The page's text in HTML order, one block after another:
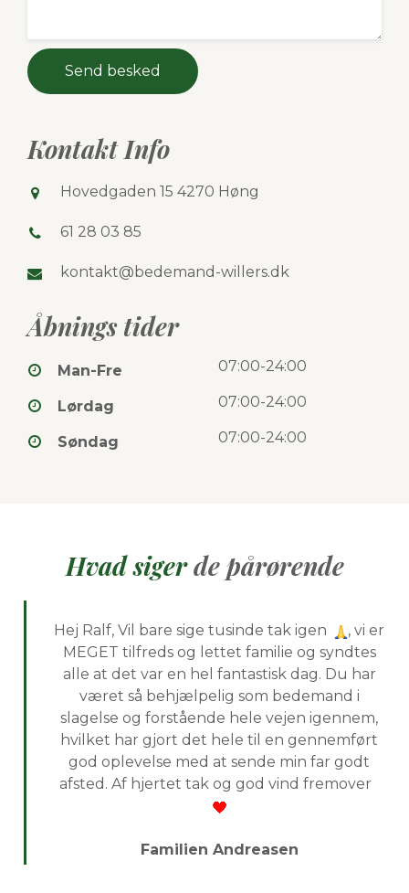
Send besked
Kontakt Info
Hovedgaden 15 4270 Høng
61 28 03 85
kontakt@bedemand-willers.dk
Åbnings tider
Man-Fre 07:00-24:00
Lørdag 07:00-24:00
Søndag 07:00-24:00
Hvad sigerde pårørende
Hej Ralf, Vil bare sige tusinde tak igen
, vi er
MEGET tilfreds og lettet familie og syndtes
alle at det var en hel fantastisk dag. Du har
været så behjælpelig som bedemand i
slagelse og forstående hele vejen igennem,
hvilket har gjort det hele til en gennemført
god oplevelse med at sende min far godt
afsted. Af hjertet tak og god vind fremover
Familien Andreasen